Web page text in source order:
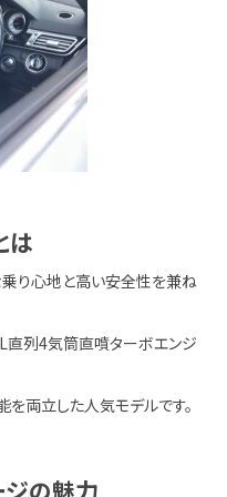
は
乗り心地と高い安全性を兼ね
直列4気筒直噴ターボエンジ
両立した人気モデルです。
の魅力